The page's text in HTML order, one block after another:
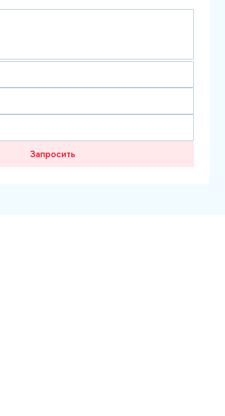
Запросить